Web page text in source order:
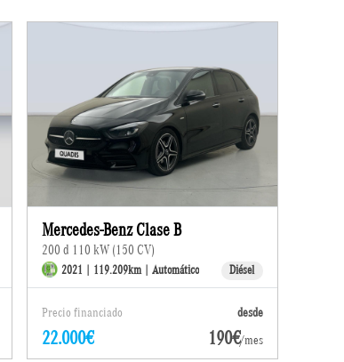
Mercedes-Benz Clase B
200 d 110 kW (150 CV)
2021 | 119.209km | Automático Diésel
Precio financiado desde
22.000€ 190€/mes